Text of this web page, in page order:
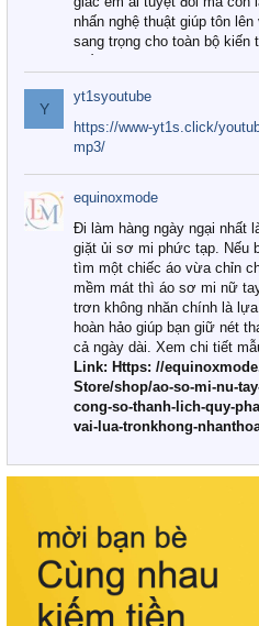
nhấn nghệ thuật giúp tôn lên
sang trọng cho toàn bộ kiến
Tuy nhiên, giữa thị trường đa
với vô vàn thương hiệu và
như hiện nay, làm thế nào để
được những bộ chăn ga gối
cấp thực sự chất lượng,
khí hậu và nhu cầu sử dụng
đình? Hãy cùng chúng tôi đi
giải đáp chi tiết qua bài viết
1. Tại sao các gia đình hiện
chuộng chăn ga gối đệm cao
Khác với các dòng sản phẩm
thường, những bộ chăn ga
cao cấp trải qua quy trình
nghiêm ngặt từ khâu chọn
liệu tự nhiên đến công nghệ
nhuộm hiện đại không chứa
này, bạn sẽ cảm nhận rõ rệt
hồi chuẩn xác của phần đệm
cột sống.
Bên cạnh đó, việc lựa chọn
sản phẩm đạt chuẩn chất
Y
yt1syoutube
https://www-yt1s.click/
mp3/
equinoxmode
Đi làm hàng ngày ngại nhất
giặt ủi sơ mi phức tạp. Nếu
tìm một chiếc áo vừa chỉn
mềm mát thì áo sơ mi nữ
trơn không nhăn chính là
hoàn hảo giúp bạn giữ nét
cả ngày dài. Xem chi tiết
Link: Https: //
Store/shop/ao-so-mi-nu-
cong-so-thanh-lich-quy-
vai-lua-tronkhong-